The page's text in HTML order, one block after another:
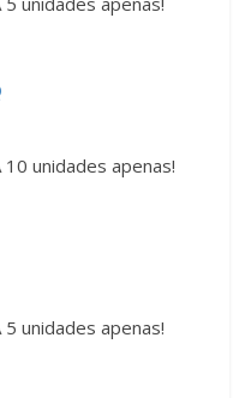
10 unidades apenas!
5 unidades apenas!